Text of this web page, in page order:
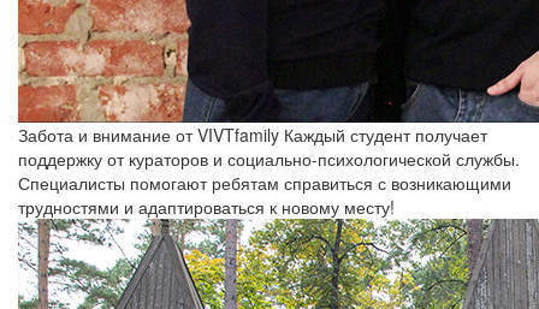
Забота и внимание от VIVTfamily Каждый студент получает
поддержку от кураторов и социально-психологической службы.
Специалисты помогают ребятам справиться с возникающими
трудностями и адаптироваться к новому месту!